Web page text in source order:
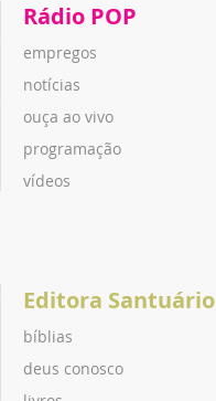
Rádio POP
empregos
notícias
ouça ao vivo
programação
vídeos
Editora Santuário
bíblias
deus conosco